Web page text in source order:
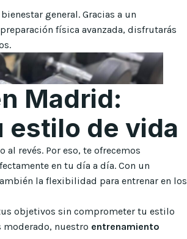
general. Gracias a un
física avanzada, disfrutarás
Madrid:
estilo de vida
revés. Por eso, te ofrecemos
en tu día a día. Con un
la flexibilidad para entrenar en los
objetivos sin comprometer tu estilo
moderado, nuestro entrenamiento